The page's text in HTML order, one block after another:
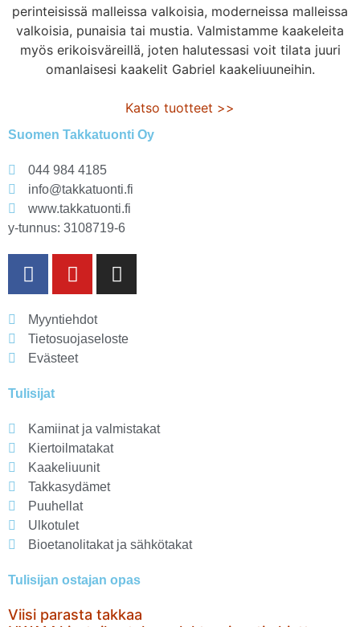
perinteisissä malleissa valkoisia, moderneissa malleissa
valkoisia, punaisia tai mustia. Valmistamme kaakeleita
myös erikoisväreillä, joten halutessasi voit tilata juuri
omanlaisesi kaakelit Gabriel kaakeliuuneihin.
Katso tuotteet >>
Suomen Takkatuonti Oy
044 984 4185
info@takkatuonti.fi
www.takkatuonti.fi
y-tunnus: 3108719-6
Myyntiehdot
Tietosuojaseloste
Evästeet
Tulisijat
Kamiinat ja valmistakat
Kiertoilmatakat
Kaakeliuunit
Takkasydämet
Puuhellat
Ulkotulet
Bioetanolitakat ja sähkötakat
Tulisijan ostajan opas
Viisi parasta takkaa